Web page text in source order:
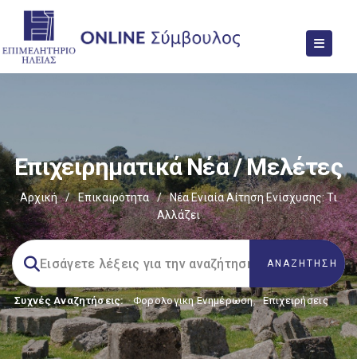
Επιχειρηματικά Νέα / Μελέτες
Αρχική / Επικαιρότητα /
Νέα Ενιαία Αίτηση Ενίσχυσης: Τι
Αλλάζει
Συχνές Αναζητήσεις: Φορολογικη Ενημέρωση, Επιχειρήσεις